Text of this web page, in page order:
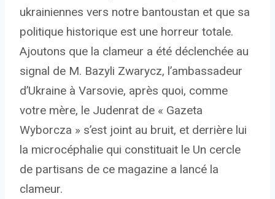
ukrainiennes vers notre bantoustan et que sa
politique historique est une horreur totale.
Ajoutons que la clameur a été déclenchée au
signal de M. Bazyli Zwarycz, l’ambassadeur
d’Ukraine à Varsovie, après quoi, comme
votre mère, le Judenrat de « Gazeta
Wyborcza » s’est joint au bruit, et derrière lui
la microcéphalie qui constituait le Un cercle
de partisans de ce magazine a lancé la
clameur.